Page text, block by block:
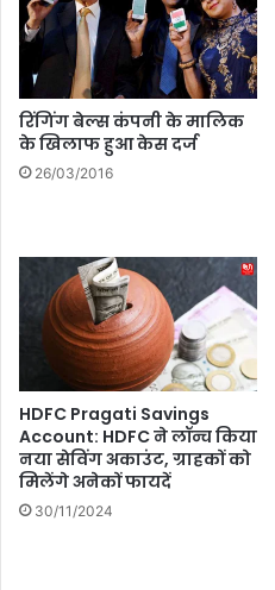
गों
की
!रिंगिंग बेल्स कंपनी के मालिक
के खिलाफ हुआ केस दर्ज
26/03/2016
HDFC Pragati Savings
Account: HDFC ने लॉन्च किया
नया सेविंग अकाउंट, ग्राहकों को
मिलेंगे अनेकों फायदें
30/11/2024